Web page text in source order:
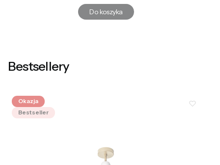
Do koszyka
Bestsellery
Okazja
Bestseller